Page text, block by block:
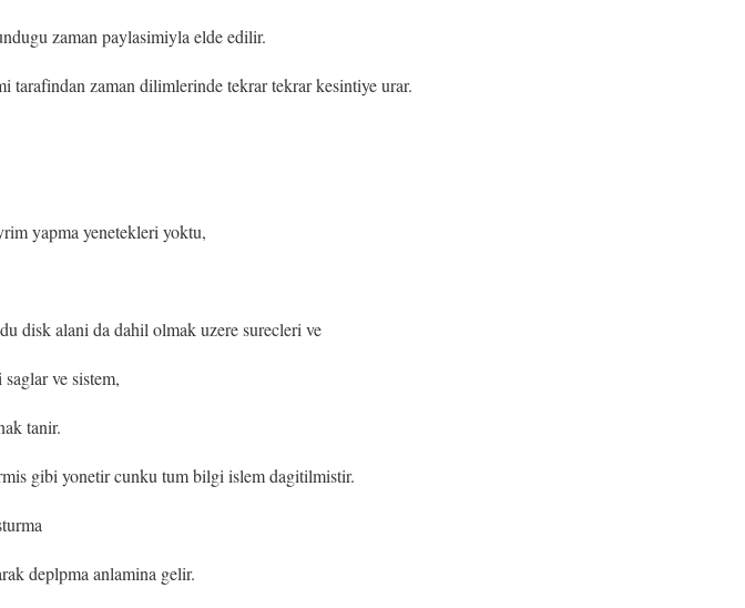
zaman paylasimiyla elde edilir.
zaman dilimlerinde tekrar tekrar kesintiye urar.
yapma yenetekleri yoktu,
disk alani da dahil olmak uzere surecleri ve
ve sistem,
tanir.
gibi yonetir cunku tum bilgi islem dagitilmistir.
deplpma anlamina gelir.